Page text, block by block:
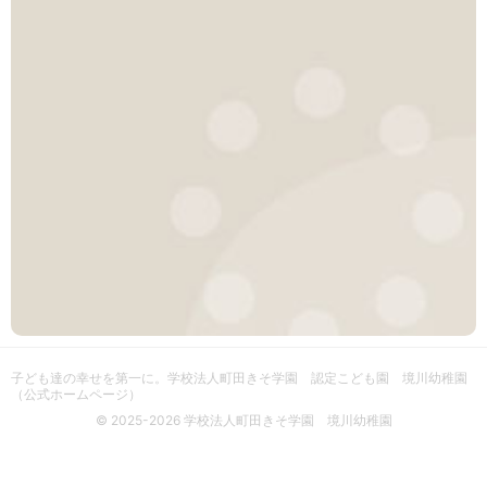
© 2025-2026 学校法人町田きそ学園 境川幼稚園
子ども達の幸せを第一に。 学校法人町田きそ学園 認定こども園 境川幼稚園
（公式ホームページ）